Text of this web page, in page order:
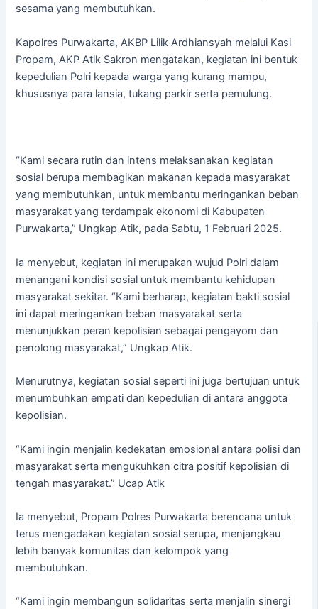
sesama yang membutuhkan.
Kapolres Purwakarta, AKBP Lilik Ardhiansyah melalui Kasi
Propam, AKP Atik Sakron mengatakan, kegiatan ini bentuk
kepedulian Polri kepada warga yang kurang mampu,
khususnya para lansia, tukang parkir serta pemulung.
“Kami secara rutin dan intens melaksanakan kegiatan
sosial berupa membagikan makanan kepada masyarakat
yang membutuhkan, untuk membantu meringankan beban
masyarakat yang terdampak ekonomi di Kabupaten
Purwakarta,” Ungkap Atik, pada Sabtu, 1 Februari 2025.
Ia menyebut, kegiatan ini merupakan wujud Polri dalam
menangani kondisi sosial untuk membantu kehidupan
masyarakat sekitar. “Kami berharap, kegiatan bakti sosial
ini dapat meringankan beban masyarakat serta
menunjukkan peran kepolisian sebagai pengayom dan
penolong masyarakat,” Ungkap Atik.
Menurutnya, kegiatan sosial seperti ini juga bertujuan untuk
menumbuhkan empati dan kepedulian di antara anggota
kepolisian.
“Kami ingin menjalin kedekatan emosional antara polisi dan
masyarakat serta mengukuhkan citra positif kepolisian di
tengah masyarakat.” Ucap Atik
Ia menyebut, Propam Polres Purwakarta berencana untuk
terus mengadakan kegiatan sosial serupa, menjangkau
lebih banyak komunitas dan kelompok yang
membutuhkan.
“Kami ingin membangun solidaritas serta menjalin sinergi